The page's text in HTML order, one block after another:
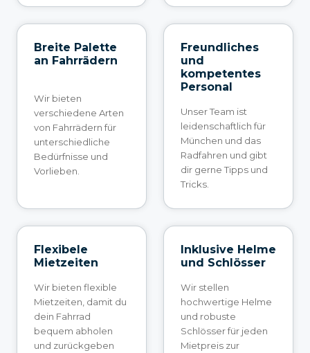
Breite Palette
an Fahrrädern
Wir bieten
verschiedene Arten
von Fahrrädern für
unterschiedliche
Bedürfnisse und
Vorlieben.
Freundliches
und
kompetentes
Personal
Unser Team ist
leidenschaftlich für
München und das
Radfahren und gibt
dir gerne Tipps und
Tricks.
Flexibele
Mietzeiten
Wir bieten flexible
Mietzeiten, damit du
dein Fahrrad
bequem abholen
und zurückgeben
Inklusive Helme
und Schlösser
Wir stellen
hochwertige Helme
und robuste
Schlösser für jeden
Mietpreis zur